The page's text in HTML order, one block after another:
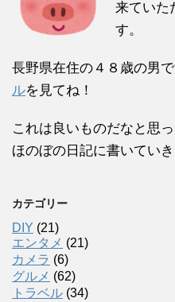
来ていた
す。
長野県在住の４８歳の男
ルを見てね！
これは良いものだなと思
ほのぼの日記に書いていき
カテゴリー
DIY (21)
エンタメ (21)
カメラ (6)
グルメ (62)
トラベル (34)